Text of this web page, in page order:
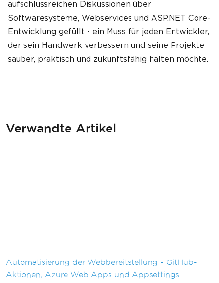
aufschlussreichen Diskussionen über
Softwaresysteme, Webservices und ASP.NET Core-
Entwicklung gefüllt - ein Muss für jeden Entwickler,
der sein Handwerk verbessern und seine Projekte
sauber, praktisch und zukunftsfähig halten möchte.
Verwandte Artikel
Automatisierung der Webbereitstellung - GitHub-
Aktionen, Azure Web Apps und Appsettings